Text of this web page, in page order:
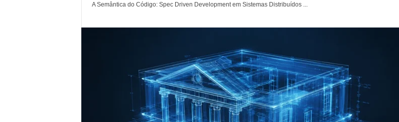
A Semântica do Código: Spec Driven Development em Sistemas Distribuídos ...